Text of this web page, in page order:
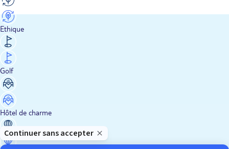
Ethique
Golf
Hôtel de charme